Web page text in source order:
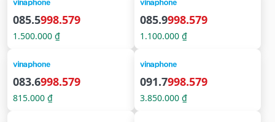
085.5998.579
1.500.000 ₫
085.9998.579
1.100.000 ₫
083.6998.579
815.000 ₫
091.7998.579
3.850.000 ₫